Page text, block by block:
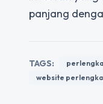
panjang
TAGS:
website